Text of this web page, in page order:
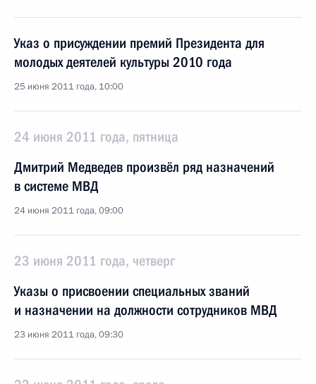
Указ о присуждении премий Президента для
молодых деятелей культуры 2010 года
25 июня 2011 года, 10:00
24 июня 2011 года, пятница
Дмитрий Медведев произвёл ряд назначений
в системе МВД
24 июня 2011 года, 09:00
23 июня 2011 года, четверг
Указы о присвоении специальных званий
и назначении на должности сотрудников МВД
23 июня 2011 года, 09:30